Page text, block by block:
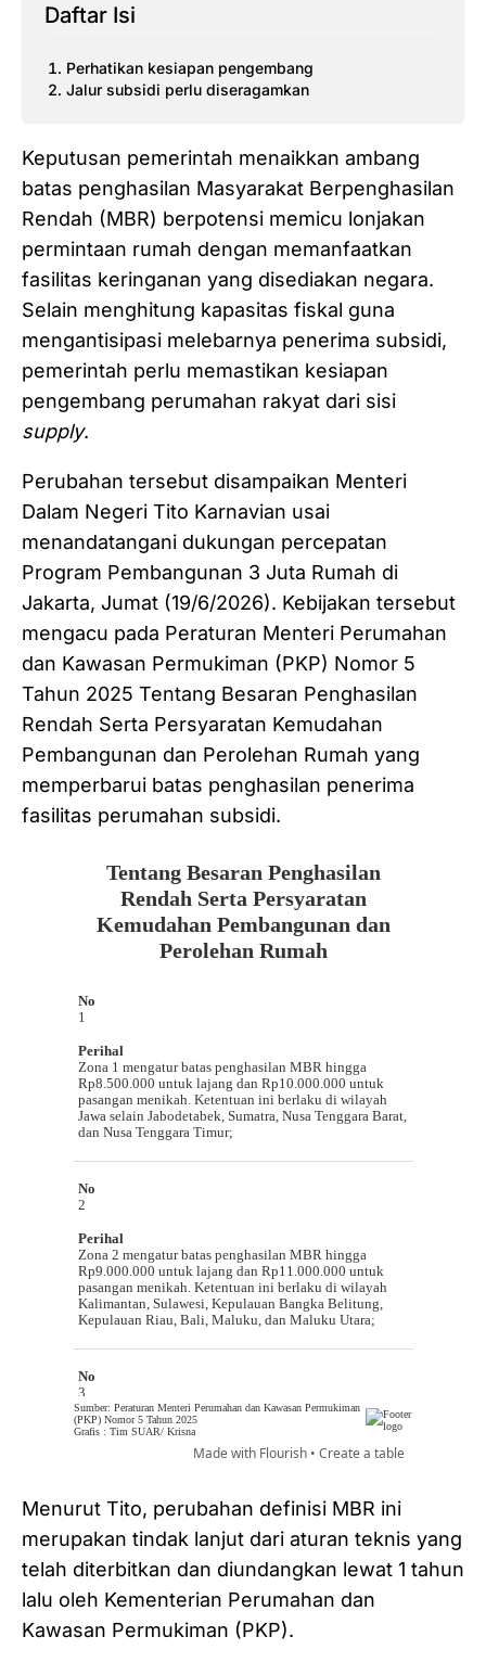
Daftar Isi
Perhatikan kesiapan pengembang
Jalur subsidi perlu diseragamkan
Keputusan pemerintah menaikkan ambang
batas penghasilan Masyarakat Berpenghasilan
Rendah (MBR) berpotensi memicu lonjakan
permintaan rumah dengan memanfaatkan
fasilitas keringanan yang disediakan negara.
Selain menghitung kapasitas fiskal guna
mengantisipasi melebarnya penerima subsidi,
pemerintah perlu memastikan kesiapan
pengembang perumahan rakyat dari sisi
supply.
Perubahan tersebut disampaikan Menteri
Dalam Negeri Tito Karnavian usai
menandatangani dukungan percepatan
Program Pembangunan 3 Juta Rumah di
Jakarta, Jumat (19/6/2026). Kebijakan tersebut
mengacu pada Peraturan Menteri Perumahan
dan Kawasan Permukiman (PKP) Nomor 5
Tahun 2025 Tentang Besaran Penghasilan
Rendah Serta Persyaratan Kemudahan
Pembangunan dan Perolehan Rumah yang
memperbarui batas penghasilan penerima
fasilitas perumahan subsidi.
Menurut Tito, perubahan definisi MBR ini
merupakan tindak lanjut dari aturan teknis yang
telah diterbitkan dan diundangkan lewat 1 tahun
lalu oleh Kementerian Perumahan dan
Kawasan Permukiman (PKP).